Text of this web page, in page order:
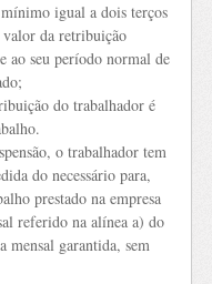
igual a dois terços
da retribuição
ao seu período normal de
do trabalhador é
o trabalhador tem
do necessário para,
prestado na empresa
referido na alínea a) do
garantida, sem